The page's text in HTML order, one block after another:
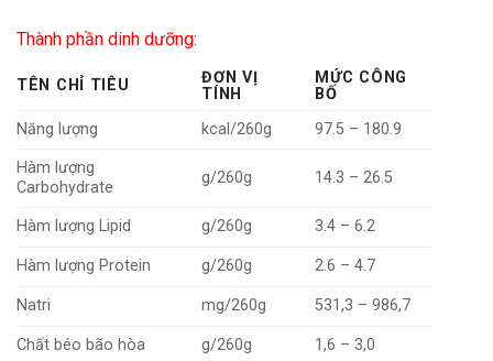
Thành phần dinh dưỡng:
TÊN CHỈ TIÊU
ĐƠN VỊ
TÍNH
MỨC CÔNG
BỐ
Năng lượng
kcal/260g 97.5 – 180.9
Hàm lượng
Carbohydrate
g/260g 14.3 – 26.5
Hàm lượng Lipid g/260g 3.4 – 6.2
Hàm lượng Protein g/260g 2.6 – 4.7
Natri mg/260g 531,3 – 986,7
Chất béo bão hòa g/260g 1,6 – 3,0